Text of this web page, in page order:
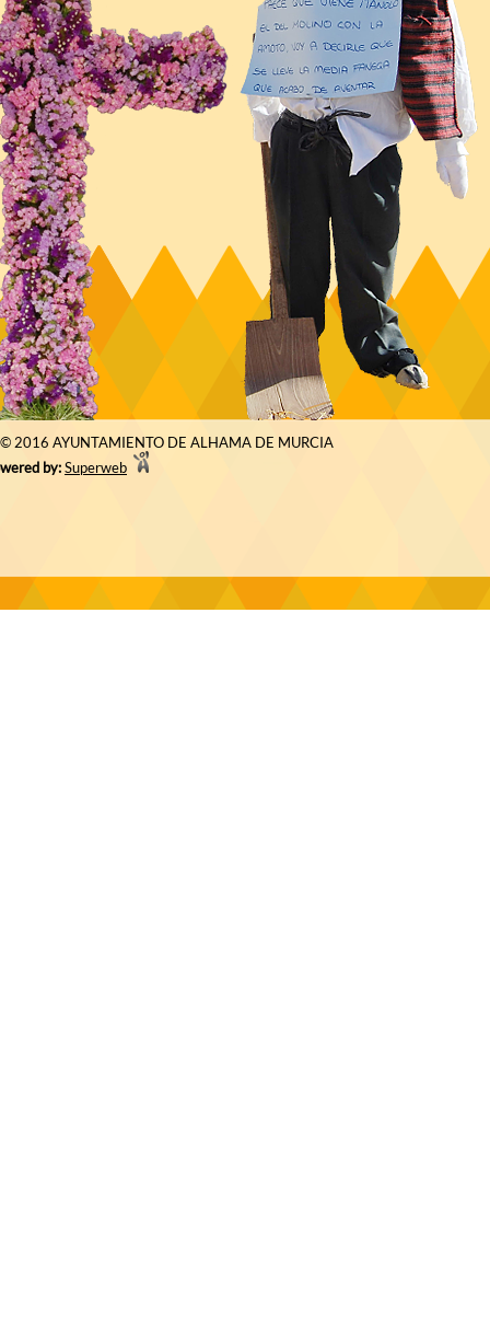
© 2016 AYUNTAMIENTO DE ALHAMA DE MURCIA
by:Superweb